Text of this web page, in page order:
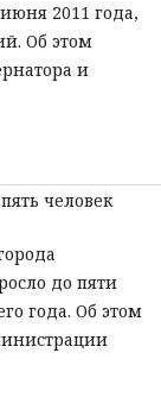
2011 года,
Об этом
и
человек
до пяти
года. Об этом